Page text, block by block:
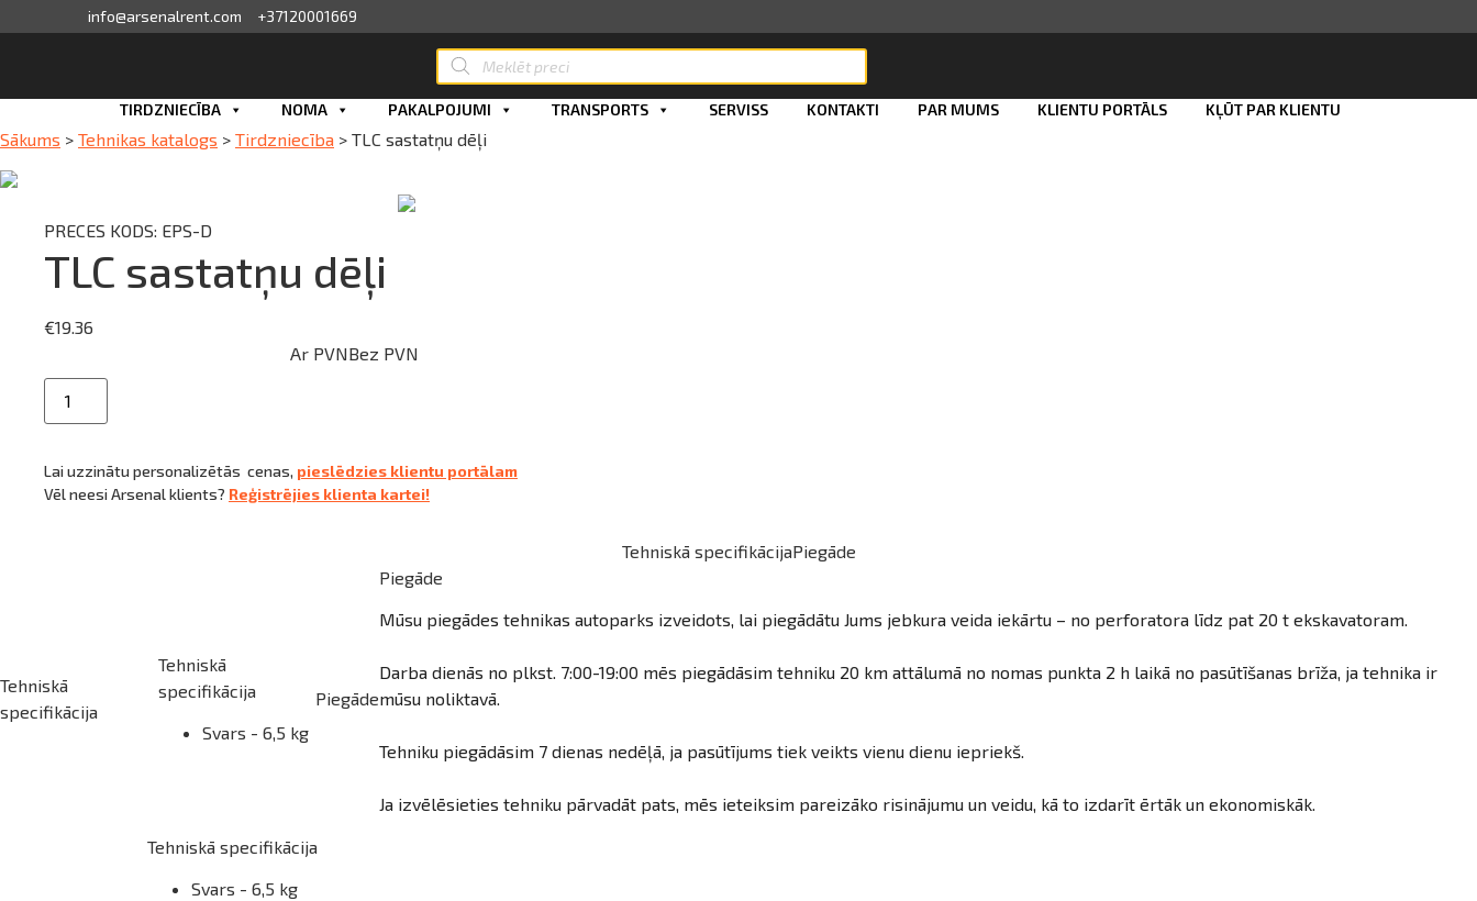
info@arsenalrent.com +37120001669
Products
search
informācija
saraksts
piedāvājumi
to
TIRDZNIECĪBA NOMA PAKALPOJUMI TRANSPORTS SERVISS KONTAKTI PAR MUMS KLIENTU PORTĀLS KĻŪT PAR KLIENTU
Sākums > Tehnikas katalogs > Tirdzniecība > TLC sastatņu dēļi
PRECES KODS: EPS-D
TLC sastatņu dēļi
€19.36
Ar PVNBez PVN
TLC
sastatņu
dēļi
Lai uzzinātu personalizētās cenas, pieslēdzies klientu portālam
Vēl neesi Arsenal klients? Reģistrējies klienta kartei!
Tehniskā specifikācijaPiegāde
Tehniskā
specifikācija
Tehniskā
specifikācija
Svars - 6,5 kg
Piegāde
Piegāde
Mūsu piegādes tehnikas autoparks izveidots, lai piegādātu Jums jebkura veida iekārtu – no perforatora līdz pat 20 t ekskavatoram.
Darba dienās no plkst. 7:00-19:00 mēs piegādāsim tehniku 20 km attālumā no nomas punkta 2 h laikā no pasūtīšanas brīža, ja tehnika ir
mūsu noliktavā.
Tehniku piegādāsim 7 dienas nedēļā, ja pasūtījums tiek veikts vienu dienu iepriekš.
Ja izvēlēsieties tehniku pārvadāt pats, mēs ieteiksim pareizāko risinājumu un veidu, kā to izdarīt ērtāk un ekonomiskāk.
Tehniskā specifikācija
Svars - 6,5 kg